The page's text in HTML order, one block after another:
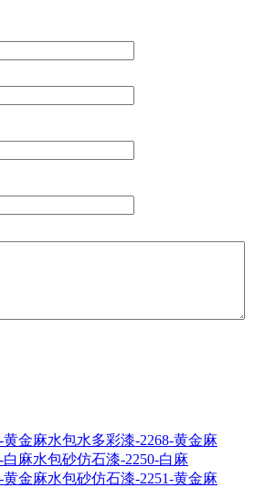
水包水多彩漆-2268-黄金麻
水包砂仿石漆-2250-白麻
水包砂仿石漆-2251-黄金麻